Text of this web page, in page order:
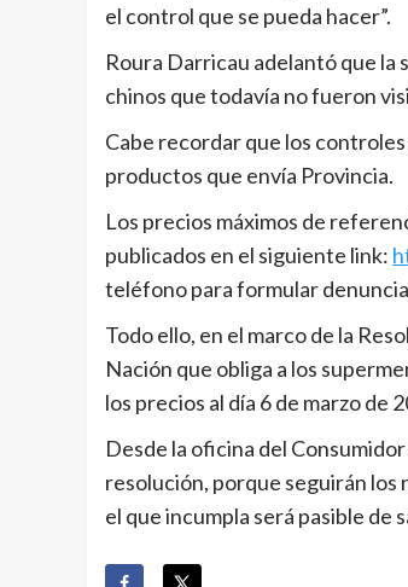
el control que se pueda hacer”.
Roura Darricau adelantó que la
chinos que todavía no fueron
Cabe recordar que los
productos que envía Provincia.
Los precios máximos de
publicados en el siguiente link:
teléfono para formular
Todo ello, en el marco de la
Nación que obliga a los
los precios al día 6 de marzo de
Desde la oficina del
resolución, porque seguirán los
el que incumpla será pasible de